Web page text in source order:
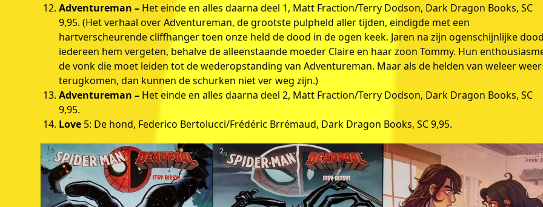
Adventureman – Het einde en alles daarna deel 1, Matt Fraction/Terry Dodson, Dark Dragon Books, SC
9,95. (Het verhaal over Adventureman, de grootste pulpheld aller tijden, eindigde met een
hartverscheurende cliffhanger toen onze held de dood in de ogen keek. Jaren na zijn ogenschijnlijke
iedereen hem vergeten, behalve de alleenstaande moeder Claire en haar zoon Tommy. Hun
de vonk die moet leiden tot de wederopstanding van Adventureman. Maar als de helden van weleer weer
terugkomen, dan kunnen de schurken niet ver weg zijn.)
Adventureman – Het einde en alles daarna deel 2, Matt Fraction/Terry Dodson, Dark Dragon Books, SC
9,95.
Love 5: De hond, Federico Bertolucci/Frédéric Brrémaud, Dark Dragon Books, SC 9,95.